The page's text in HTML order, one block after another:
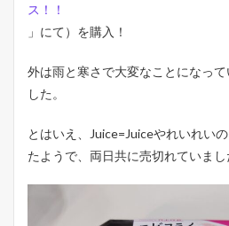
ス！！
」にて）を購入！
外は雨と寒さで大変なことになっ
した。
とはいえ、Juice=Juiceやれいれい
たようで、両日共に売切れていまし